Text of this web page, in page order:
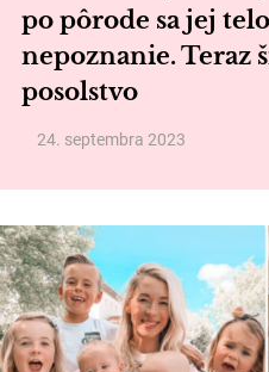
po pôrode sa jej
nepoznanie. Teraz
posolstvo
24. septembra 2023